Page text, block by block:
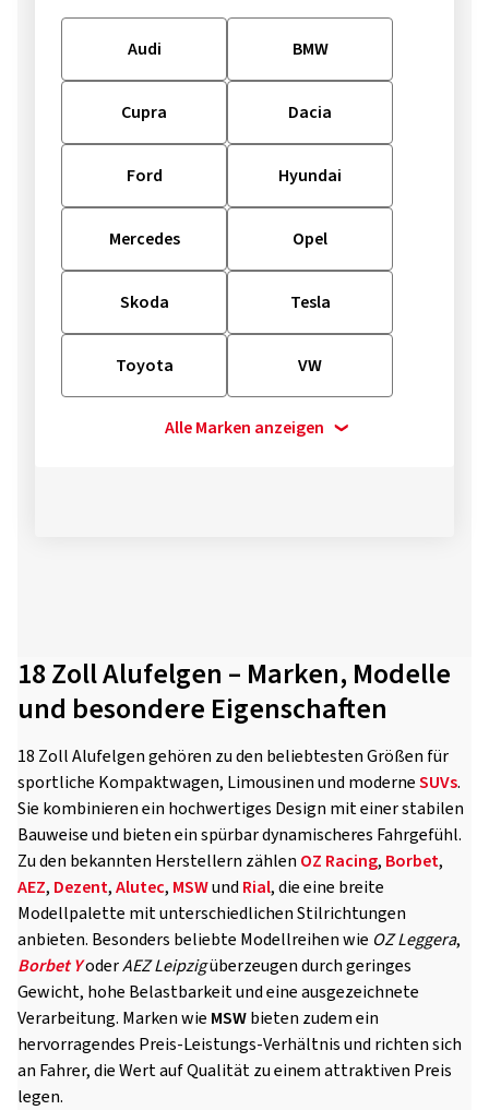
Audi BMW
Cupra Dacia
Ford Hyundai
Mercedes Opel
Skoda Tesla
Toyota VW
Alle Marken anzeigen
18 Zoll Alufelgen – Marken, Modelle
und besondere Eigenschaften
18 Zoll Alufelgen gehören zu den beliebtesten Größen für
sportliche Kompaktwagen, Limousinen und moderneSUVs.
Sie kombinieren ein hochwertiges Design mit einer stabilen
Bauweise und bieten ein spürbar dynamischeres Fahrgefühl.
Zu den bekannten Herstellern zählen OZ Racing, Borbet,
AEZ, Dezent,Alutec, MSWund Rial, die eine breite
Modellpalette mit unterschiedlichen Stilrichtungen
anbieten. Besonders beliebte Modellreihen wie OZ Leggera,
Borbet YoderAEZ Leipzigüberzeugen durch geringes
Gewicht, hohe Belastbarkeit und eine ausgezeichnete
Verarbeitung. Marken wie MSWbieten zudem ein
hervorragendes Preis-Leistungs-Verhältnis und richten sich
an Fahrer, die Wert auf Qualität zu einem attraktiven Preis
legen.